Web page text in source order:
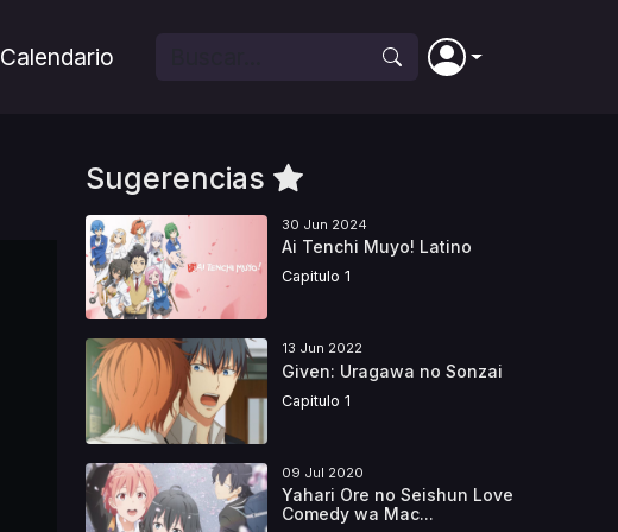
Calendario
Sugerencias
30 Jun 2024
Ai Tenchi Muyo! Latino
Capitulo 1
13 Jun 2022
Given: Uragawa no Sonzai
Capitulo 1
09 Jul 2020
Yahari Ore no Seishun Love
Comedy wa Mac...